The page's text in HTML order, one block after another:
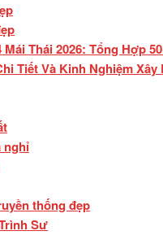
Thái 2026: Tổng Hợp
Tiết Và Kinh Nghiệm
nghỉ
thống đẹp
Sư